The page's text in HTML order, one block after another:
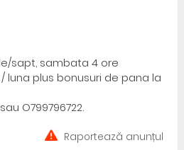
sapt, sambata 4 ore
luna plus bonusuri de pana la
O799796722.
Raportează anunțul